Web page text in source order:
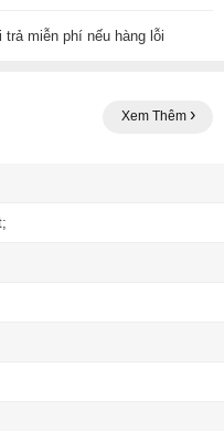
trả miễn phí nếu hàng lỗi
Xem Thêm